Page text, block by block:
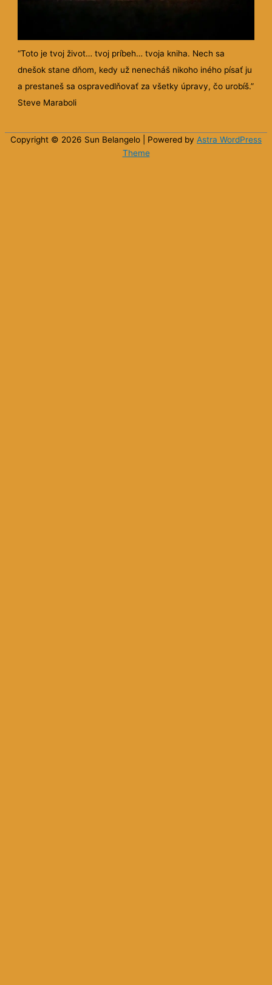
“Toto je tvoj život… tvoj príbeh… tvoja kniha. Nech sa
dnešok stane dňom, kedy už nenecháš nikoho iného písať ju
a prestaneš sa ospravedlňovať za všetky úpravy, čo urobíš.”
Steve Maraboli
Copyright © 2026 Sun Belangelo | Powered by Astra WordPress
Theme